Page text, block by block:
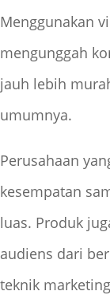
Menggunakan
mengunggah
jauh lebih
umumnya.
Perusahaan
kesempatan
luas. Produk
audiens dari
teknik